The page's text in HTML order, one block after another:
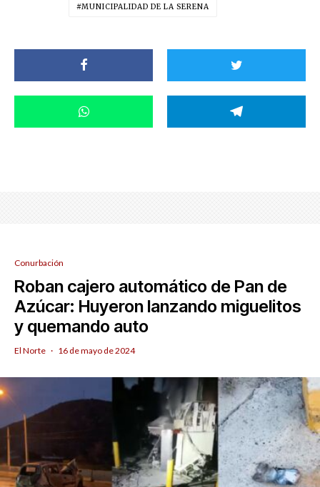
MUNICIPALIDAD DE LA SERENA
Conurbación
Roban cajero automático de Pan de
Azúcar: Huyeron lanzando miguelitos
y quemando auto
El Norte · 16 de mayo de 2024